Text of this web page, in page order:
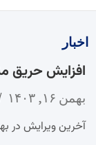
اخبار
افزایش حریق
بهمن ۱۶, ۱۴۰۳
آخرین ویرایش در بهمن ۱۶,